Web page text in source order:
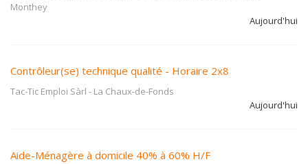
Monthey
Aujourd'hui
Contrôleur(se) technique qualité - Horaire 2x8
Tac-Tic Emploi Sàrl - La Chaux-de-Fonds
Aujourd'hui
Aide-Ménagère à domicile 40% à 60% H/F